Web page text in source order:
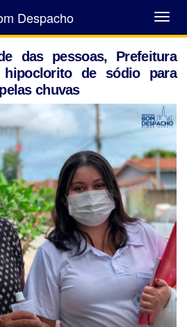
Abrir
Menu
Despacho
das pessoas, Prefeitura
de sódio para
chuvas